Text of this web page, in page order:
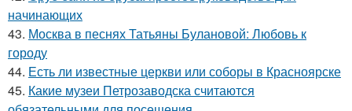
начинающих
43. Москва в песнях Татьяны Булановой: Любовь к
городу
44. Есть ли известные церкви или соборы в Красноярске
45. Какие музеи Петрозаводска считаются